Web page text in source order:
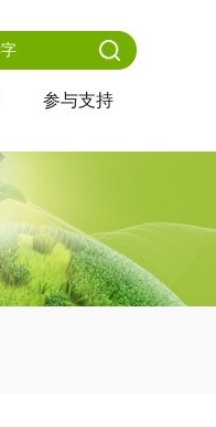
参与支持